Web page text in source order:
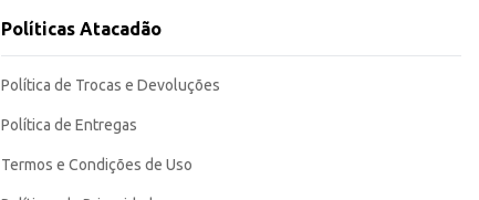
Políticas Atacadão
Política de Trocas e Devoluções
Política de Entregas
Termos e Condições de Uso